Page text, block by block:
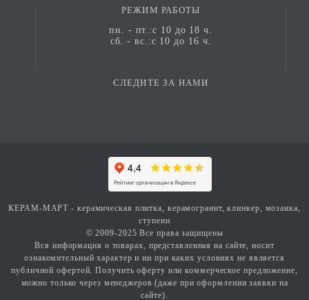
РЕЖИМ РАБОТЫ
пн. - пт.:с 10 до 18 ч.
сб. - вс.:с 10 до 16 ч.
СЛЕДИТЕ ЗА НАМИ
КЕРАМ-МАРТ - керамическая плитка, керамогранит, клинкер, мозаика,
ступени
© 2009-2025 Все права защищены
Вся информация о товарах, представленная на сайте, носит
ознакомительный характер и ни при каких условиях не является
публичной офертой. Получить оферту или коммерческое предложение,
можно только через менеджеров (даже при оформлении заявки на
сайте).